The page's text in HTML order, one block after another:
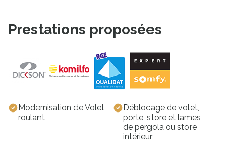
Prestations proposées
Modernisation de Volet
roulant
Déblocage de volet,
porte, store et lames
de pergola ou store
intérieur